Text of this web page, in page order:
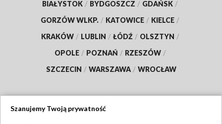
BIAŁYSTOK / BYDGOSZCZ / GDAŃSK /
GORZÓW WLKP. / KATOWICE / KIELCE /
KRAKÓW / LUBLIN / ŁÓDŹ / OLSZTYN /
OPOLE / POZNAŃ / RZESZÓW /
SZCZECIN / WARSZAWA / WROCŁAW
Szanujemy Twoją prywatność